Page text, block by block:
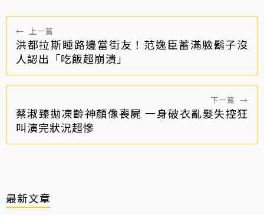
← 上一篇
洪都拉斯睡路邊當街友！范逸臣蓄滿臉鬍子沒
人認出「吃飯超崩潰」
下一篇 →
蔡淑臻拋凍齡神顏像喪屍 一身破衣亂髮失控狂
叫演完狀況超慘
最新文章